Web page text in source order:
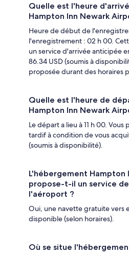
Quelle est l'heure
Hampton Inn Newark
Heure de début de
l'enregistrement : 02 h 00.
un service d'arrivée anticipée
86.34 USD (soumis à
proposée durant des horaires
Quelle est l'heure de
Hampton Inn Newark
Le départ a lieu à 11 h 00.
tardif à condition de vous
(soumis à disponibilité).
L'hébergement Hampton
propose-t-il un service
l'aéroport ?
Oui, une navette gratuite vers
disponible (selon horaires).
Où se situe